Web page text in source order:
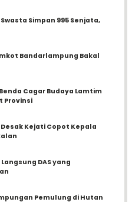
Simpan 995 Senjata,
Bandarlampung Bakal
Cagar Budaya Lamtim
Provinsi
Kejati Copot Kepala
DAS yang
Pemulung di Hutan